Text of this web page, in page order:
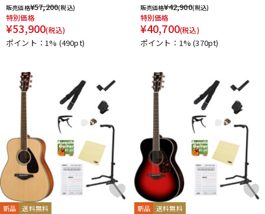
販売価格¥57,200(税込)
特別価格
¥53,900(税込)
ポイント：1% (490pt)
販売価格¥42,900(税込)
特別価格
¥40,700(税込)
ポイント：1%(370pt)
新品 送料無料 新品 送料無料